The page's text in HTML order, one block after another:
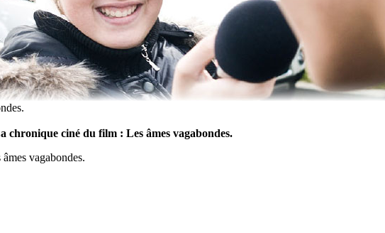
chronique ciné du film : Les âmes vagabondes.
vagabondes.